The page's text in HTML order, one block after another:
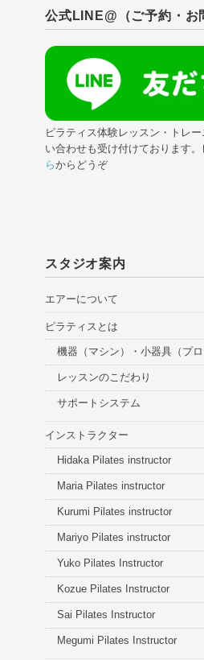
公式LINE@（ご予約・お
ピラティス体験レッスン・トレ
い合わせも受け付けております
らからどうぞ
スタジオ案内
エアーについて
ピラティスとは
機器（マシン）・小器具（プ
レッスンのこだわり
サポートシステム
インストラクター
Hidaka Pilates instructor
Maria Pilates instructor
Kurumi Pilates instructor
Mariyo Pilates instructor
Yuko Pilates Instructor
Kozue Pilates Instructor
Sai Pilates Instructor
Megumi Pilates Instructor